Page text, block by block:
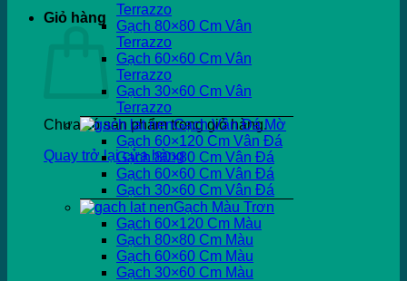
Giỏ hàng
Chưa có sản phẩm trong giỏ hàng.
Quay trở lại cửa hàng
Terrazzo
Gạch 80×80 Cm Vân
Terrazzo
Gạch 60×60 Cm Vân
Terrazzo
Gạch 30×60 Cm Vân
Terrazzo
Gạch Vân Đá Mờ
Gạch 60×120 Cm Vân Đá
Gạch 80×80 Cm Vân Đá
Gạch 60×60 Cm Vân Đá
Gạch 30×60 Cm Vân Đá
Gạch Màu Trơn
Gạch 60×120 Cm Màu
Gạch 80×80 Cm Màu
Gạch 60×60 Cm Màu
Gạch 30×60 Cm Màu